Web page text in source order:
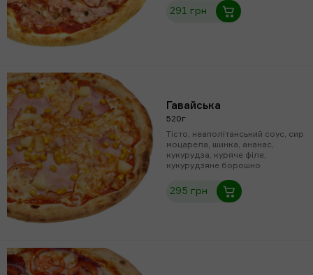
291 грн
Гавайська
520г
Тісто, неаполітанський соус, сир
моцарела, шинка, ананас,
кукурудза, куряче філе,
кукурудзяне борошно
295 грн